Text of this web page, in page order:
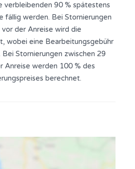
verbleibenden 90 % spätestens
fällig werden. Bei Stornierungen
der Anreise wird die
wobei eine Bearbeitungsgebühr
Stornierungen zwischen 29
Anreise werden 100 % des
berechnet.